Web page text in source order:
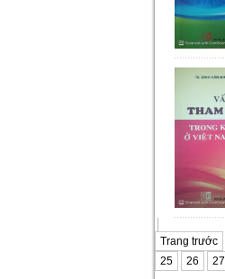
Trang trước
25
26 27